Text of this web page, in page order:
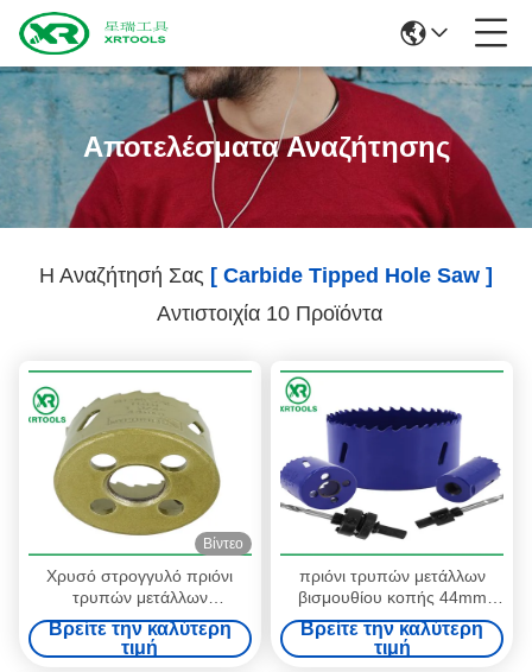
Αποτελέσματα Αναζήτησης
Η Αναζήτησή Σας [ Carbide Tipped Hole Saw ]
Αντιστοιχία 10 Προϊόντα
Βίντεο
Χρυσό στρογγυλό πριόνι
τρυπών μετάλλων
βισμουθίου, τοποθετημένο
αιχμή πριόνι τρυπών HSS
M42 καρβίδιο με χτισμένος
Βρείτε την καλύτερη
τιμή
πριόνι τρυπών μετάλλων
βισμουθίου κοπής 44mm
βαθύ, 4/6 μεταβλητό δόντια
TPI πριόνι τρυπών μετάλλων
τέμνον
Βρείτε την καλύτερη
τιμή